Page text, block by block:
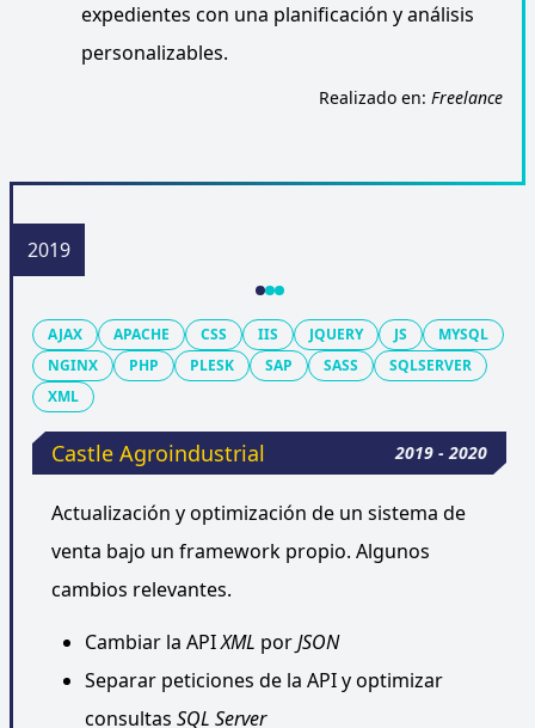
expedientes con una planificación y análisis
personalizables.
Realizado en: Freelance
Castle Agroindustrial 2019 - 2020
Actualización y optimización de un sistema de
venta bajo un framework propio. Algunos
cambios relevantes.
Cambiar la APIXML porJSON
Separar peticiones de la API y optimizar
consultas SQL Server
AJAX APACHE CSS IIS JQUERY JS
MYSQL
NGINX
PHP PLESK SAP SASS
SQLSERVER
XML